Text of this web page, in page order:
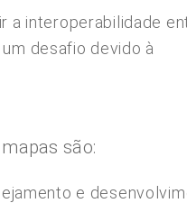
a interoperabilidade
desafio devido à
são:
e